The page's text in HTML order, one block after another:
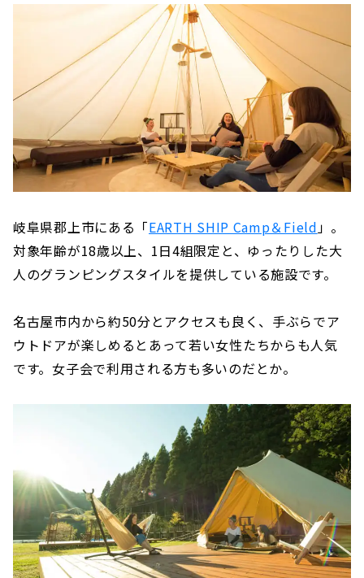
岐阜県郡上市にある「EARTH SHIP Camp＆Field」。
対象年齢が18歳以上、1日4組限定と、ゆったりした大
人のグランピングスタイルを提供している施設です。
名古屋市内から約50分とアクセスも良く、手ぶらでア
ウトドアが楽しめるとあって若い女性たちからも人気
です。女子会で利用される方も多いのだとか。